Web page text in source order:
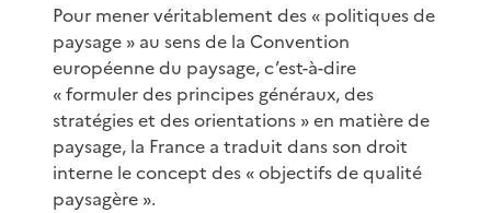
Pour mener véritablement des « politiques de
paysage » au sens de la Convention
européenne du paysage, c’est-à-dire
« formuler des principes généraux, des
stratégies et des orientations » en matière de
paysage, la France a traduit dans son droit
interne le concept des « objectifs de qualité
paysagère ».